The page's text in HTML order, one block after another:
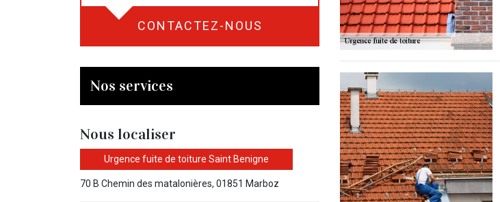
CONTACTEZ-NOUS
Nos services
Nous localiser
Urgence fuite de toiture Saint Benigne
70 B Chemin des matalonières, 01851 Marboz